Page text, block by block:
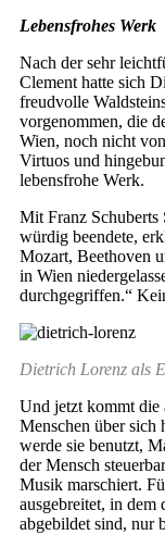
Lebensfrohes Werk
Nach der sehr
Clement hatte sich
freudvolle
vorgenommen, die
Wien, noch nicht
Virtuos und
lebensfrohe Werk.
Mit Franz Schuberts
würdig beendete,
Mozart, Beethoven
in Wien
durchgegriffen.“
Dietrich Lorenz als
Und jetzt kommt die
Menschen über sich
werde sie benutzt,
der Mensch
Musik marschiert.
ausgebreitet, in
abgebildet sind, nur